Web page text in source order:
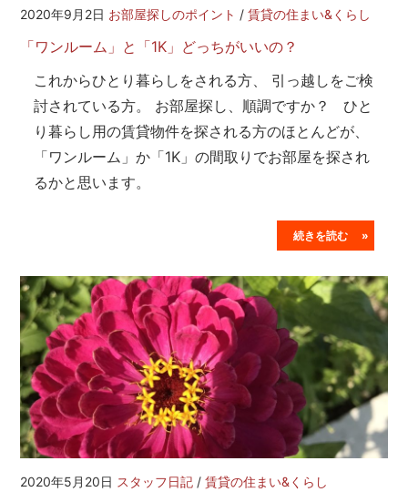
2020年9月2日 お部屋探しのポイント /賃貸の住まい&くらし
「ワンルーム」と「1K」どっちがいいの？
これからひとり暮らしをされる方、 引っ越しをご検
討されている方。 お部屋探し、順調ですか？ ひと
り暮らし用の賃貸物件を探される方のほとんどが、
「ワンルーム」か「1K」の間取りでお部屋を探され
るかと思います。
続きを読む »
2020年5月20日 スタッフ日記 /賃貸の住まい&くらし